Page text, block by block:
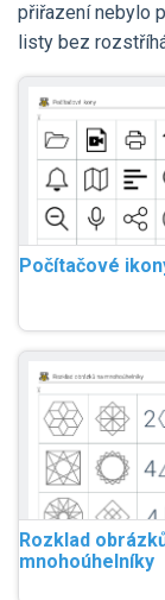
přiřazení nebylo
listy bez
Počítačové
Rozklad
mnohoúhelníky